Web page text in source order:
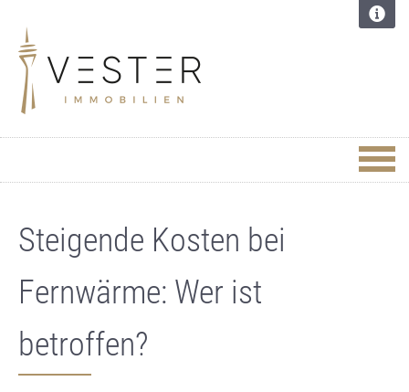
Steigende Kosten bei
Fernwärme: Wer ist
betroffen?